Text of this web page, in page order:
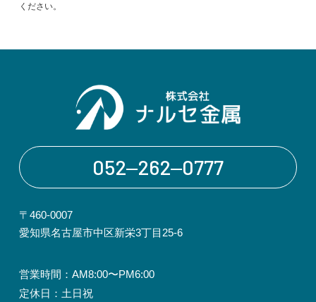
ください。
052‒262‒0777
〒460-0007
愛知県名古屋市中区新栄3丁目25-6
営業時間：AM8:00〜PM6:00
定休日：土日祝